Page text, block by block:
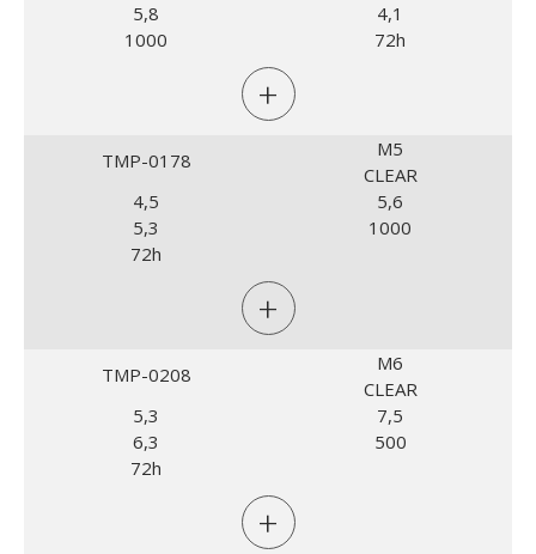
5,8
4,1
1000
72h
+
TMP-0178
M5
CLEAR
4,5
5,6
5,3
1000
72h
+
TMP-0208
M6
CLEAR
5,3
7,5
6,3
500
72h
+